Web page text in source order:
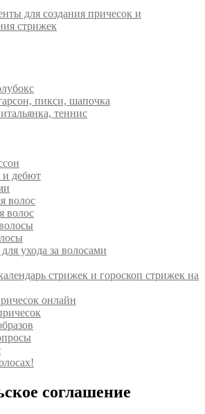
для создания причесок и
стрижек
пикси, шапочка
теннис
и дебют
волос
волос
ухода за волосами
стрижек и гороскоп стрижек на
онлайн
соглашение